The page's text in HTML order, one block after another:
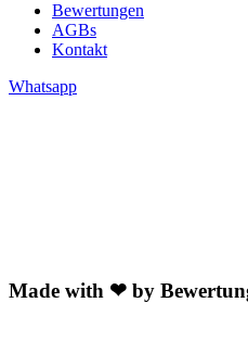
Bewertungen
AGBs
Kontakt
Whatsapp
Made with ❤ by